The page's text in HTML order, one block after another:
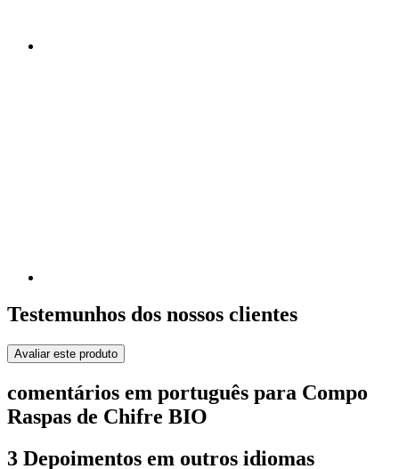
Testemunhos dos nossos clientes
Avaliar este produto
comentários em português para Compo
Raspas de Chifre BIO
3 Depoimentos em outros idiomas